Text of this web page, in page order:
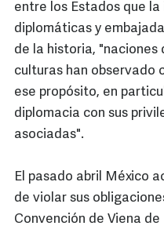
entre los Estados que
diplomáticas y
de la historia, "naciones
culturas han observado
ese propósito, en
diplomacia con sus
asociadas".
El pasado abril México
de violar sus
Convención de Viena